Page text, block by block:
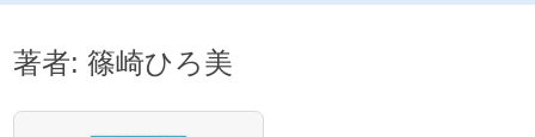
著者: 篠崎ひろ美